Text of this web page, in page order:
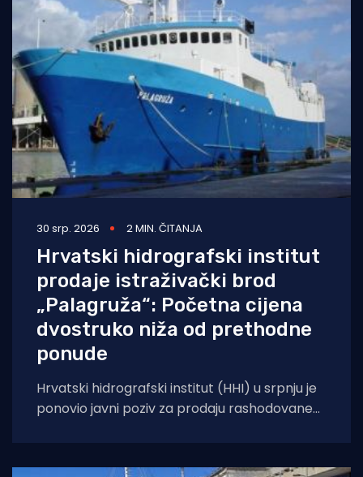
30 srp. 2026 2 MIN. ČITANJA
Hrvatski hidrografski institut
prodaje istraživački brod
„Palagruža“: Početna cijena
dvostruko niža od prethodne
ponude
Hrvatski hidrografski institut (HHI) u srpnju je
ponovio javni poziv za prodaju rashodovane